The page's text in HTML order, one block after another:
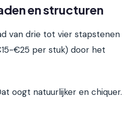
en structuren
van drie tot vier stapstenen
€25 per stuk) door het
oogt natuurlijker en chiquer.